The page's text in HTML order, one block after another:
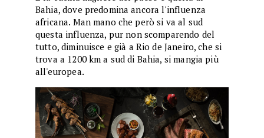
Bahia, dove predomina ancora l'influenza
africana. Man mano che però si va al sud
questa influenza, pur non scomparendo del
tutto, diminuisce e già a Rio de Janeiro, che si
trova a 1200 km a sud di Bahia, si mangia più
all'europea.